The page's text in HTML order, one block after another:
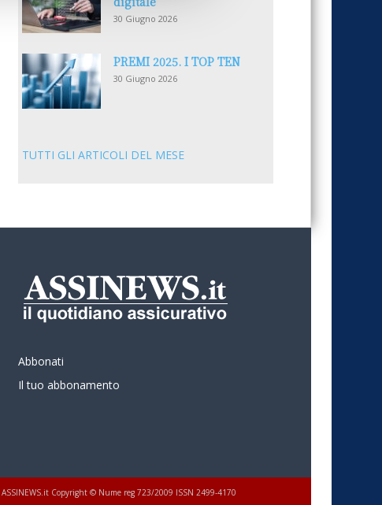
30 Giugno 2026
PREMI 2025. I TOP TEN
30 Giugno 2026
TUTTI GLI ARTICOLI DEL MESE
Abbonati
Il tuo abbonamento
Copyright © Nume reg 723/2009 ISSN 2499-4170